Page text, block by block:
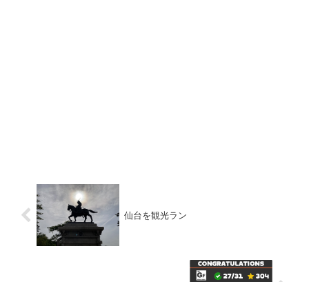
仙台を観光ラン